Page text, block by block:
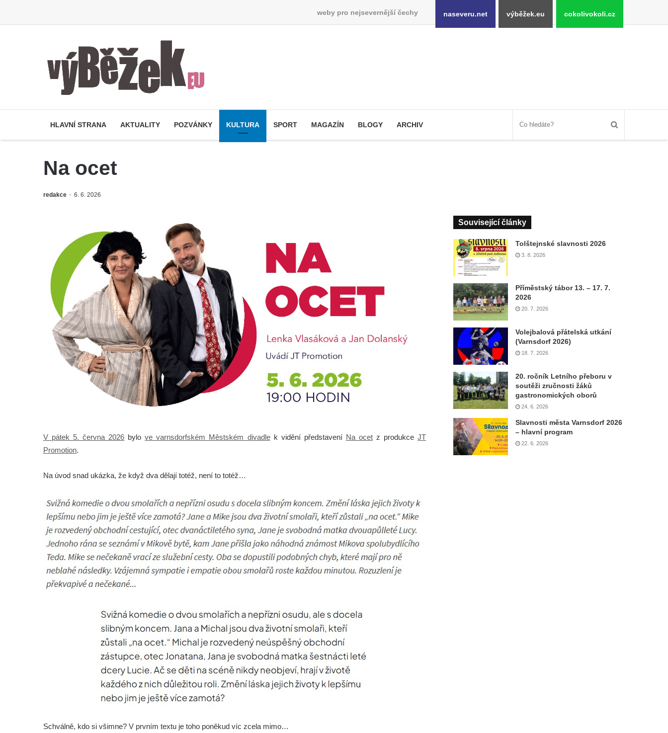
weby pro nejsevernější čechy naseveru.net výběžek.eu cokolivokoli.cz
HLAVNÍ STRANA AKTUALITY POZVÁNKY KULTURA SPORT MAGAZÍN BLOGY ARCHIV
Na ocet
redakce 6. 6. 2026
V pátek 5. června 2026 bylove varnsdorfském Městském divadlek vidění představení Na ocetz produkceJT
Promotion.
Na úvod snad ukázka, že když dva dělají totéž, není to totéž…
Schválně, kdo si všimne? V prvním textu je toho poněkud víc zcela mimo…
Související články
Tolštejnské slavnosti 2026
3. 8. 2026
Příměstský tábor 13. – 17. 7.
2026
20. 7. 2026
Volejbalová přátelská utkání
(Varnsdorf 2026)
18. 7. 2026
20. ročník Letního přeboru v
soutěži zručnosti žáků
gastronomických oborů
24. 6. 2026
Slavnosti města Varnsdorf 2026
– hlavní program
22. 6. 2026